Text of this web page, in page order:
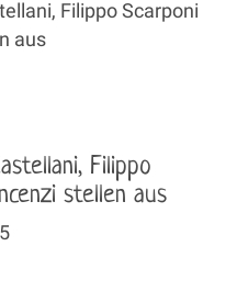
Filippo Scarponi
aus
Filippo
stellen aus